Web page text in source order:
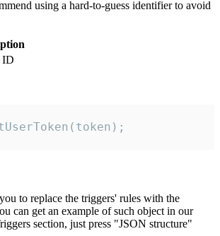
using a hard-to-guess identifier to avoid
ID
to replace the triggers' rules with the
can get an example of such object in our
section, just press "JSON structure"